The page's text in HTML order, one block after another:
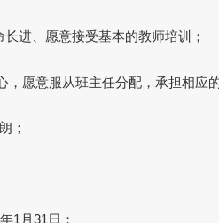
长进、愿意接受基本的教师培训；
，愿意服从班主任分配，承担相应
；
1月31日；